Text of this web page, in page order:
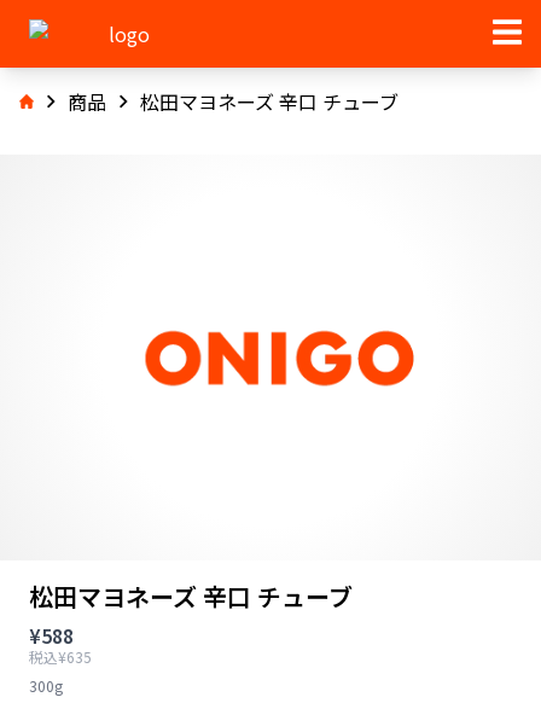
商品 松田マヨネーズ 辛口 チューブ
松田マヨネーズ 辛口 チューブ
¥588
税込¥635
300g